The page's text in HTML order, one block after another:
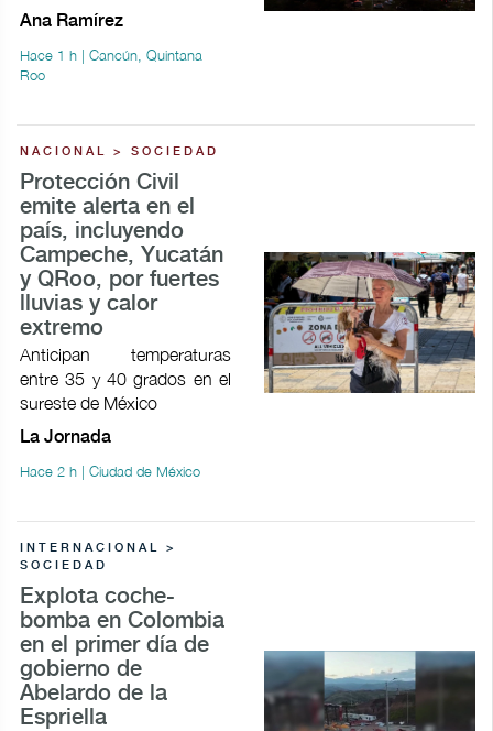
Ana Ramírez
Hace 1 h | Cancún, Quintana
Roo
NACIONAL > SOCIEDAD
Protección Civil
emite alerta en el
país, incluyendo
Campeche, Yucatán
y QRoo, por fuertes
lluvias y calor
extremo
Anticipan temperaturas
entre 35 y 40 grados en el
sureste de México
La Jornada
Hace 2 h | Ciudad de México
INTERNACIONAL >
SOCIEDAD
Explota coche-
bomba en Colombia
en el primer día de
gobierno de
Abelardo de la
Espriella